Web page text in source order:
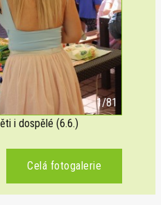
2/81
i dospělé (6.6.)
Celá fotogalerie